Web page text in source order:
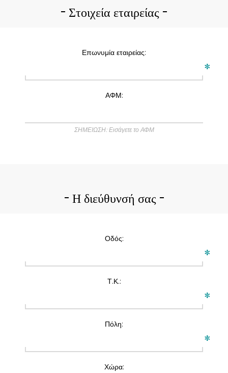
Στοιχεία εταιρείας
Επωνυμία εταιρείας:
*
ΑΦΜ:
ΣΗΜΕΙΩΣΗ: Εισάγετε το ΑΦΜ
Η διεύθυνσή σας
Οδός:
*
Τ.Κ.:
*
Πόλη:
*
Χώρα: